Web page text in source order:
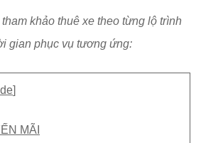
khảo thuê xe theo từng lộ trình
gian phục vụ tương ứng:
MÃI